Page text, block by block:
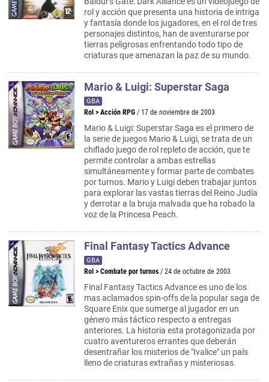
rol y acción que presenta una historia de intriga
y fantasía donde los jugadores, en el rol de tres
personajes distintos, han de aventurarse por
tierras peligrosas enfrentando todo tipo de
criaturas que amenazan la paz de su mundo.
Mario & Luigi: Superstar Saga
GBA
Rol > Acción RPG / 17 de noviembre de 2003
Mario & Luigi: Superstar Saga es el primero de
la serie de juegos Mario & Luigi, se trata de un
chiflado juego de rol repleto de acción, que te
permite controlar a ambas estrellas
simultáneamente y formar parte de combates
por turnos. Mario y Luigi deben trabajar juntos
para explorar las vastas tierras del Reino Judía
y derrotar a la bruja malvada que ha robado la
voz de la Princesa Peach.
Final Fantasy Tactics Advance
GBA
Rol > Combate por turnos / 24 de octubre de 2003
Final Fantasy Tactics Advance es uno de los
mas aclamados spin-offs de la popular saga de
Square Enix que sumerge al jugador en un
género más táctico respecto a entregas
anteriores. La historia esta protagonizada por
cuatro aventureros errantes que deberán
desentrañar los misterios de "Ivalice" un país
lleno de criaturas extrañas y misteriosas.